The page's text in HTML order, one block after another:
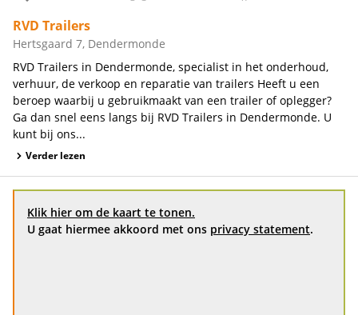
RVD Trailers
Hertsgaard 7, Dendermonde
RVD Trailers in Dendermonde, specialist in het onderhoud,
verhuur, de verkoop en reparatie van trailers Heeft u een
beroep waarbij u gebruikmaakt van een trailer of oplegger?
Ga dan snel eens langs bij RVD Trailers in Dendermonde. U
kunt bij ons...
Verder lezen
Klik hier om de kaart te tonen.
U gaat hiermee akkoord met ons privacy statement.